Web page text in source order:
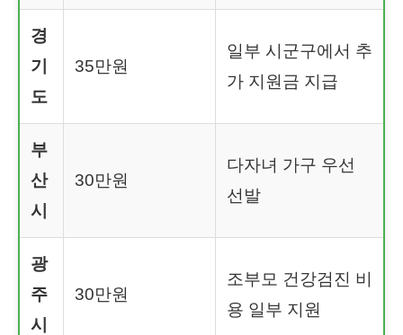
경
기
도
35만원
일부 시군구에서 추
가 지원금 지급
부
산
시
30만원
다자녀 가구 우선
선발
광
주
시
30만원
조부모 건강검진 비
용 일부 지원